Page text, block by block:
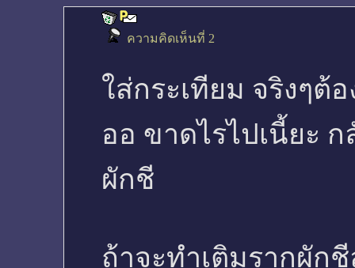
ความคิดเห็นที่ 2
ใส่กระเทียม จริงๆต้
ออ ขาดไรไปเนี้ยะ
ผักชี
ถ้าจะทำเติมรากผัก